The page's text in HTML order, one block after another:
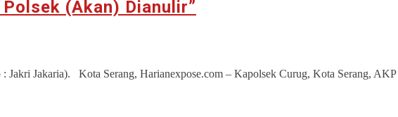
(Akan) Dianulir”
Jakaria). Kota Serang, Harianexpose.com – Kapolsek Curug, Kota Serang,